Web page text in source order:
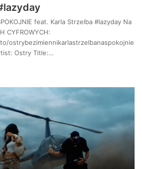
feat. Karla Strzelba #lazyday Na
CYFROWYCH:
ostrybezimiennikarlastrzelbanaspokojnie
Ostry Title:…